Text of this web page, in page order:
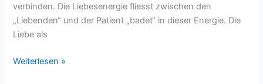
verbinden. Die Liebesenergie fliesst zwischen den
„Liebenden“ und der Patient „badet“ in dieser Energie. Die
Liebe als
Weiterlesen »